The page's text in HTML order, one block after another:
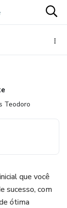
Teodoro
que você
sucesso, com
ótima